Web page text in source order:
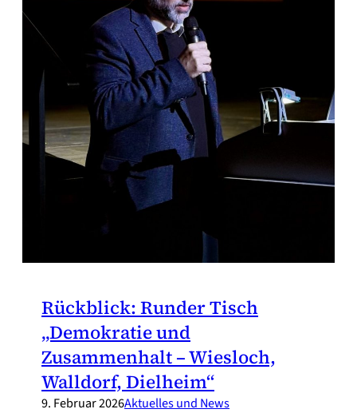
Rückblick: Runder Tisch
„Demokratie und
Zusammenhalt – Wiesloch,
Walldorf, Dielheim“
9. Februar 2026Aktuelles und News